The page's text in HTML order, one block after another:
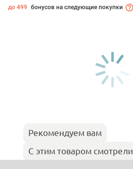
до 499 бонусов на следующие покупки
Рекомендуем вам
С этим товаром смотрели